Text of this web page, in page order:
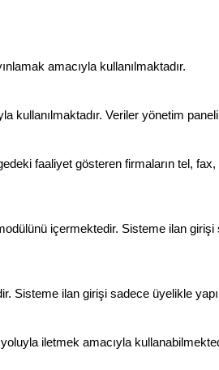
amacıyla kullanılmaktadır.
kullanılmaktadır. Veriler yönetim
faaliyet gösteren firmaların tel,
içermektedir. Sisteme ilan girişi
Sisteme ilan girişi sadece üyelikle
iletmek amacıyla